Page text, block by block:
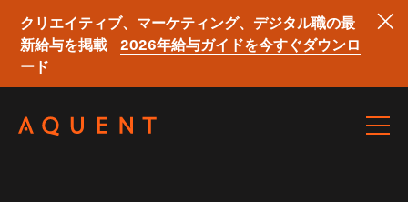
クリエイティブ、マーケティング、デジタル職の最
新給与を掲載
2026年給与ガイドを今すぐダウンロ
ード